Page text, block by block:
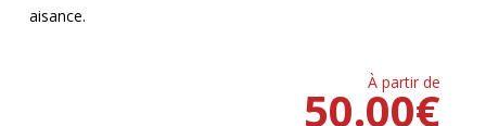
aisance.
À partir de
€
50.00